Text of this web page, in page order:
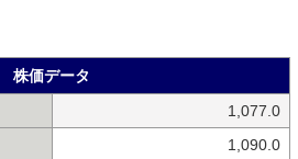
株価データ
1,077.0
1,090.0